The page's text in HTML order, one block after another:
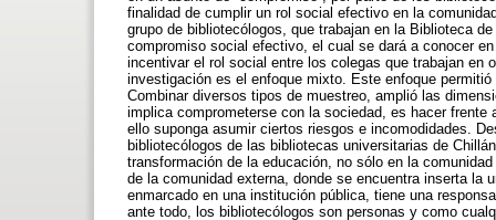
finalidad de cumplir un rol social efectivo en la
grupo de bibliotecólogos, que trabajan en la Biblioteca
compromiso social efectivo, el cual se dará a conocer
incentivar el rol social entre los colegas que trabajan en
investigación es el enfoque mixto. Este enfoque
Combinar diversos tipos de muestreo, amplió las
implica comprometerse con la sociedad, es hacer
ello suponga asumir ciertos riesgos e incomodidades.
bibliotecólogos de las bibliotecas universitarias de
transformación de la educación, no sólo en la
de la comunidad externa, donde se encuentra inserta la
enmarcado en una institución pública, tiene una
ante todo, los bibliotecólogos son personas y como